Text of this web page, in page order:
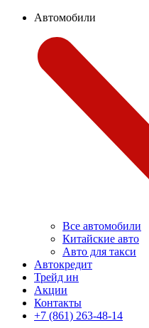
Автомобили
Все автомобили
Китайские авто
Авто для такси
Автокредит
Трейд ин
Акции
Контакты
+7 (861) 263-48-14